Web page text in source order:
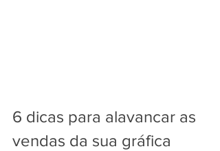
6 dicas para alavancar as
vendas da sua gráfica